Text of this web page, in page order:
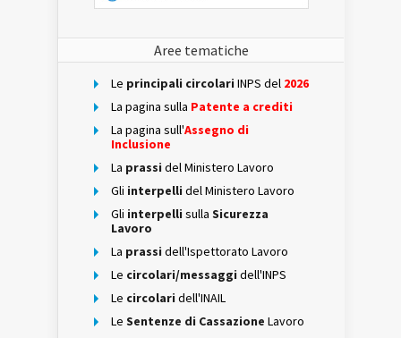
Aree tematiche
Le principali circolari INPS del 2026
La pagina sulla Patente a crediti
La pagina sull'Assegno di
Inclusione
La prassi del Ministero Lavoro
Gli interpelli del Ministero Lavoro
Gli interpelli sulla Sicurezza
Lavoro
La prassi dell'Ispettorato Lavoro
Le circolari/messaggi dell'INPS
Le circolari dell'INAIL
Le Sentenze di Cassazione Lavoro